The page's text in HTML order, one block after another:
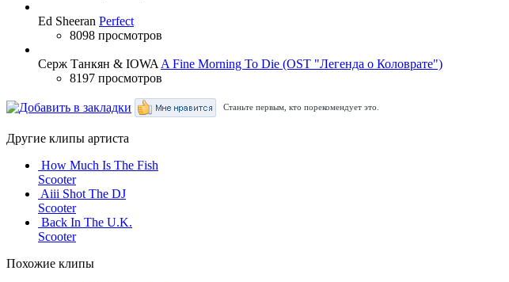
Ed Sheeran Perfect
8098 просмотров
Серж Танкян & IOWA A Fine Morning To Die (OST "Легенда о Коловрате")
8197 просмотров
Станьте первым, кто порекомендует это.
Другие клипы артиста
How Much Is The Fish
Scooter
Aiii Shot The DJ
Scooter
Back In The U.K.
Scooter
Похожие клипы